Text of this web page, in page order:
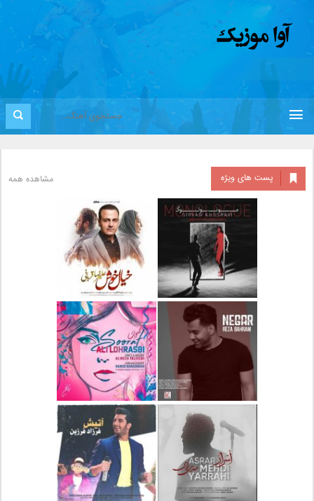
پست های ویژه مشاهده همه
دانلود آلبوم جدید سیروان
خسروی بنام مونولوگ
دانلود آهنگ جدید علیرضا
قربانی بنام خیال خوش
دانلود آهنگ جدید رضا
بهرام بنام نگار
دانلود آهنگ جدید علی
لهراسبی بنام صورت